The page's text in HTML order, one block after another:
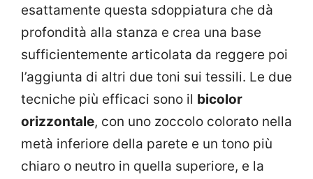
esattamente questa sdoppiatura che dà
profondità alla stanza e crea una base
sufficientemente articolata da reggere poi
l’aggiunta di altri due toni sui tessili. Le due
tecniche più efficaci sono il bicolor
orizzontale, con uno zoccolo colorato nella
metà inferiore della parete e un tono più
chiaro o neutro in quella superiore, e la